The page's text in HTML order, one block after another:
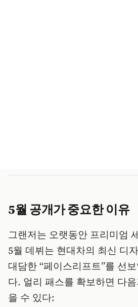
5월 공개가 중요한 이유
그랜저는 오랫동안 프리미엄
5월 데뷔는 현대차의 최신 디
대담한 “페이스리프트”를 선
다. 얼리 패스를 확보하면 다
을 수 있다: